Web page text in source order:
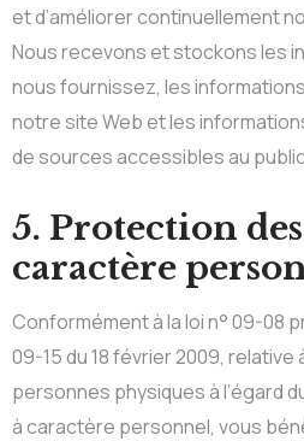
et d’améliorer continuellement
Nous recevons et stockons les
nous fournissez, les
notre site Web et les
de sources accessibles au
5. Protection
caractère
Conformément à la loi n° 09-08
09-15 du 18 février 2009,
personnes physiques à l’égard
à caractère personnel, vous